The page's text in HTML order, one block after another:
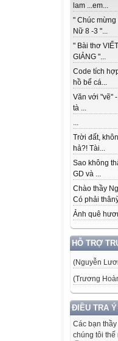
lam ...em...
" Chúc mừng
Nữ 8 -3 "...
" Bài thơ
GIẢNG "...
Code tích
hồ bể cá...
Văn với "vẽ"
tà ...
...
Trời đất,
hả?! Tài...
Sao không
GD và ...
Chào thầy
Có phải
Ảnh quê
HỖ TRỢ
(Nguyễn
(Trương
ĐIỀU TRA Ý
Các bạn
chúng tôi thế